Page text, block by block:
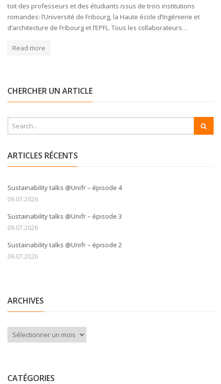
toit des professeurs et des étudiants issus de trois institutions
romandes: l’Université de Fribourg, la Haute école d’Ingénierie et
d’architecture de Fribourg et l’EPFL. Tous les collaborateurs…
Read more
CHERCHER UN ARTICLE
ARTICLES RÉCENTS
Sustainability talks @Unifr – épisode 4
09.07.2026
Sustainability talks @Unifr – épisode 3
09.07.2026
Sustainability talks @Unifr – épisode 2
09.07.2026
ARCHIVES
Archives
CATÉGORIES